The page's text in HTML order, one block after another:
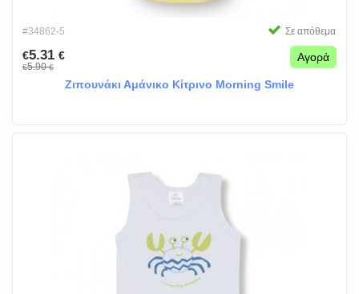
#34862-5 Σε απόθεμα
€5.31 €
€5.90€
Αγορά
Ζιπουνάκι Αμάνικο Κίτρινο Morning Smile